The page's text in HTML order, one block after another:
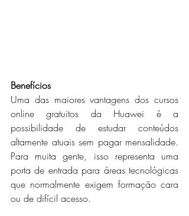
Benefícios
Uma das maiores vantagens dos cursos
online gratuitos da Huawei é a
possibilidade de estudar conteúdos
altamente atuais sem pagar mensalidade.
Para muita gente, isso representa uma
porta de entrada para áreas tecnológicas
que normalmente exigem formação cara
ou de difícil acesso.